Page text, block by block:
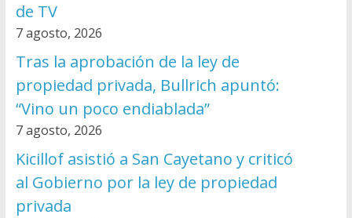
de TV
7 agosto, 2026
Tras la aprobación de la ley de
propiedad privada, Bullrich apuntó:
“Vino un poco endiablada”
7 agosto, 2026
Kicillof asistió a San Cayetano y criticó
al Gobierno por la ley de propiedad
privada